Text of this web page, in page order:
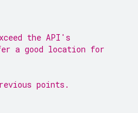
the API's
a good location for
points.